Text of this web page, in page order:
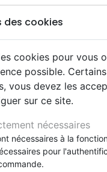
Doctrine
Prière
(LA)
des cookies
cookies pour vous
possible.
vous devez les
sur ce site.
nécessaires
nécessaires à la
pour